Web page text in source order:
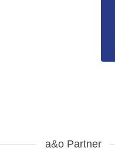
a&o Partner